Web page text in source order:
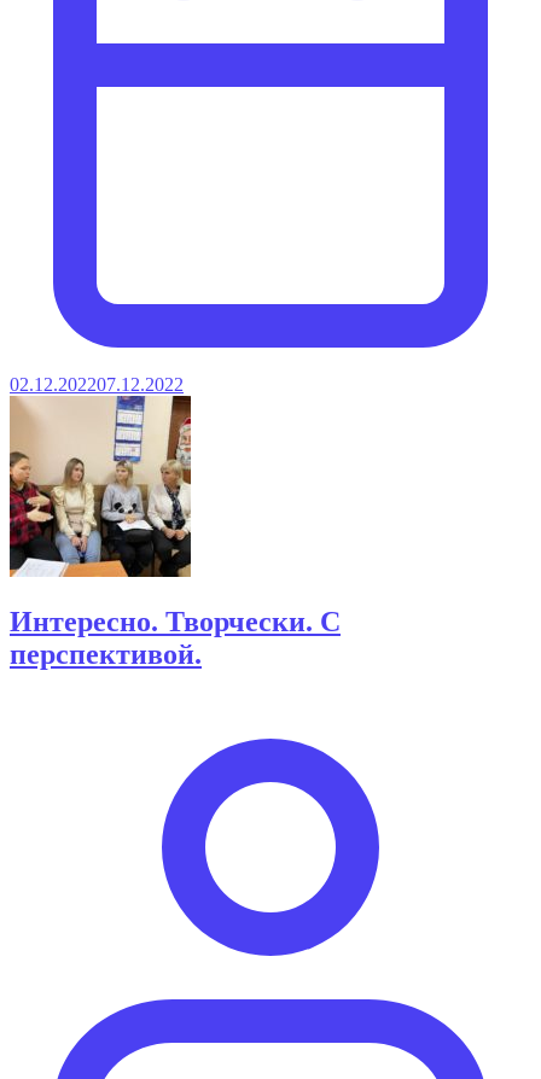
02.12.202207.12.2022
Интересно. Творчески. С
перспективой.